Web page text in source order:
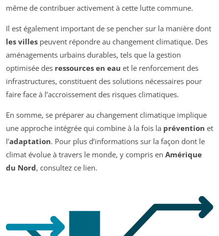
même de contribuer activement à cette lutte commune.
Il est également important de se pencher sur la manière dont
les villes peuvent répondre au changement climatique. Des
aménagements urbains durables, tels que la gestion
optimisée des ressources en eau et le renforcement des
infrastructures, constituent des solutions nécessaires pour
faire face à l’accroissement des risques climatiques.
En somme, se préparer au changement climatique implique
une approche intégrée qui combine à la fois la prévention et
l’adaptation. Pour plus d’informations sur la façon dont le
climat évolue à travers le monde, y compris en Amérique
du Nord, consultez ce lien.